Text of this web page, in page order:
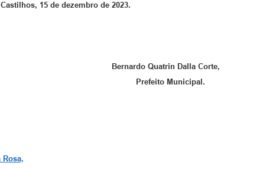
15 de dezembro de 2023.
Dalla Corte,
Publique-se.
Prefeito Municipal.